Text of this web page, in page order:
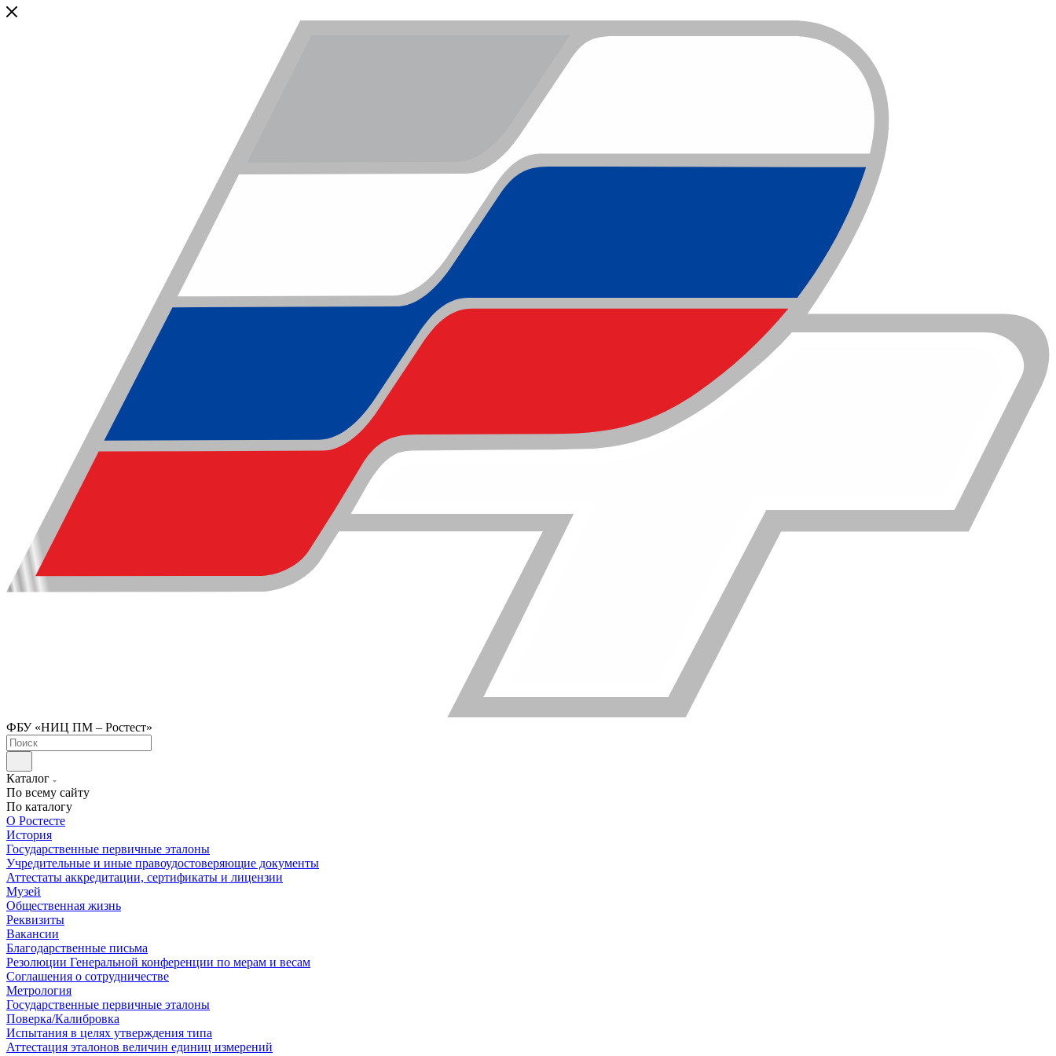
ФБУ «НИЦ ПМ – Ростест»
Каталог
По всему сайту
По каталогу
О Ростесте
История
Государственные первичные эталоны
Учредительные и иные правоудостоверяющие документы
Аттестаты аккредитации, сертификаты и лицензии
Музей
Общественная жизнь
Реквизиты
Вакансии
Благодарственные письма
Резолюции Генеральной конференции по мерам и весам
Соглашения о сотрудничестве
Метрология
Государственные первичные эталоны
Поверка/Калибровка
Испытания в целях утверждения типа
Аттестация эталонов величин единиц измерений